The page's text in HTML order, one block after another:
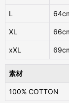
L
XL
xXL
素材
100% COTTON